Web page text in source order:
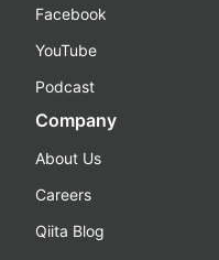
Facebook
YouTube
Podcast
Company
About Us
Careers
Qiita Blog